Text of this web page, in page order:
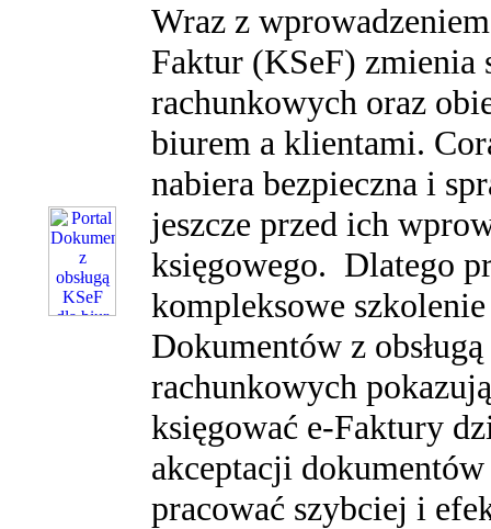
Wraz z
Faktur (KSeF) zmienia
rachunkowych oraz
biurem a klientami.
nabiera bezpieczna i
jeszcze przed ich
księgowego. Dlatego
kompleksowe
Dokumentów z
rachunkowych
księgować e-Faktury
akceptacji
pracować szybciej i